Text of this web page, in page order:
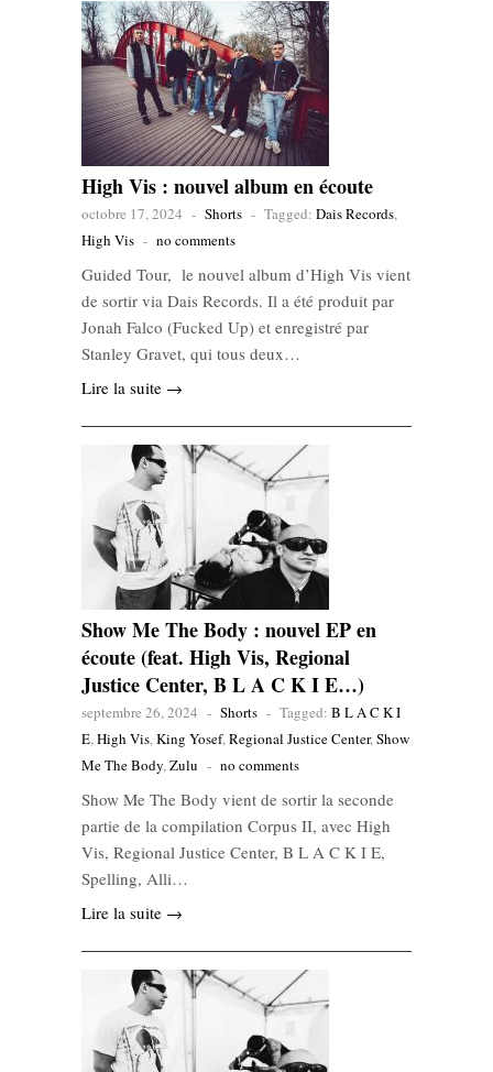
High Vis : nouvel album en écoute
octobre 17, 2024 - Shorts - Tagged: Dais Records,
High Vis - no comments
Guided Tour, le nouvel album d’High Vis vient
de sortir via Dais Records. Il a été produit par
Jonah Falco (Fucked Up) et enregistré par
Stanley Gravet, qui tous deux…
Lire la suite →
Show Me The Body : nouvel EP en
écoute (feat. High Vis, Regional
Justice Center, B L A C K I E…)
septembre 26, 2024 - Shorts - Tagged: B L A C K I
E,High Vis,King Yosef,Regional Justice Center,Show
Me The Body,Zulu - no comments
Show Me The Body vient de sortir la seconde
partie de la compilation Corpus II, avec High
Vis, Regional Justice Center, B L A C K I E,
Spelling, Alli…
Lire la suite →